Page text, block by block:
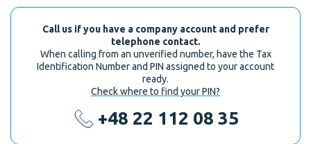
Call us if you have a company account and prefer
telephone contact.
When calling from an unverified number, have the Tax
Identification Number and PIN assigned to your account
ready.
Check where to find your PIN?
+48 22 112 08 35